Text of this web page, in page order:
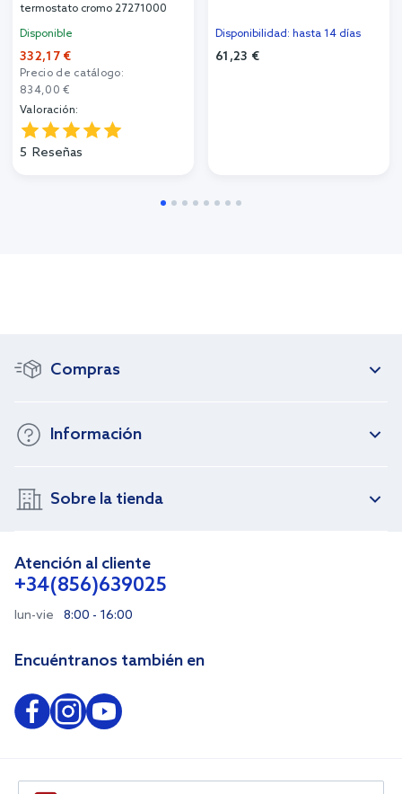
termostato cromo 27271000
Disponible
332,17 €
Precio de catálogo:
834,00 €
Valoración:
5 Reseñas
Disponibilidad: hasta 14 días
61,23 €
Compras
Información
Sobre la tienda
Atención al cliente
+34(856)639025
lun-vie 8:00 - 16:00
Encuéntranos también en